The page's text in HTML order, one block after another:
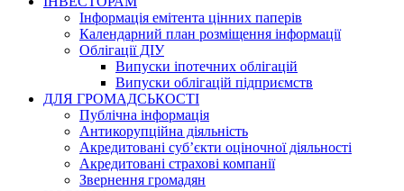
Інформація емітента цінних паперів
Календарний план розміщення інформації
Облігації ДІУ
Випуски іпотечних облігацій
Випуски облігацій підприємств
ДЛЯ ГРОМАДСЬКОСТІ
Публічна інформація
Антикорупційна діяльність
Акредитовані суб’єкти оціночної діяльності
Акредитовані страхові компанії
Звернення громадян